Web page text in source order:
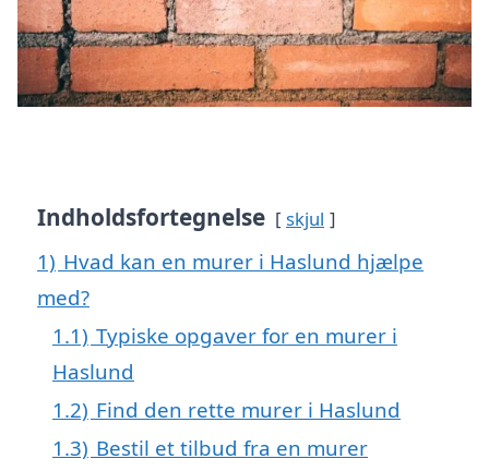
Indholdsfortegnelse skjul
1) Hvad kan en murer i Haslund hjælpe
med?
1.1) Typiske opgaver for en murer i
Haslund
1.2) Find den rette murer i Haslund
1.3) Bestil et tilbud fra en murer